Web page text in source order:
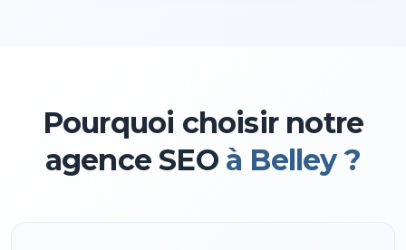
Pourquoi choisir notre
agence SEO à Belley ?